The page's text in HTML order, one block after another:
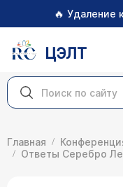
🔥 Удаление
ЦЭЛТ
Главная
Ответы Серебро